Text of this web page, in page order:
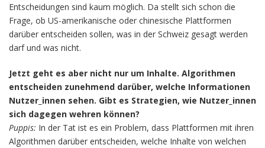
Entscheidungen sind kaum möglich. Da stellt sich schon die
Frage, ob US-amerikanische oder chinesische Plattformen
darüber entscheiden sollen, was in der Schweiz gesagt werden
darf und was nicht.
Jetzt geht es aber nicht nur um Inhalte. Algorithmen
entscheiden zunehmend darüber, welche Informationen
Nutzer_innen sehen. Gibt es Strategien, wie Nutzer_innen
sich dagegen wehren können?
Puppis: In der Tat ist es ein Problem, dass Plattformen mit ihren
Algorithmen darüber entscheiden, welche Inhalte von welchen